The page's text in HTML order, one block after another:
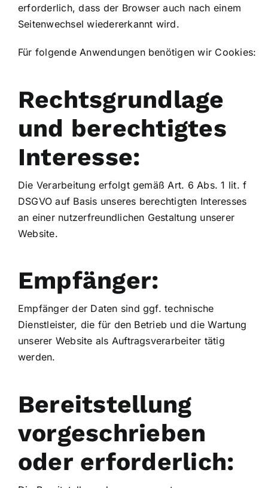
erforderlich, dass der Browser auch nach einem
Seitenwechsel wiedererkannt wird.
Für folgende Anwendungen benötigen wir Cookies:
Rechtsgrundlage
und berechtigtes
Interesse:
Die Verarbeitung erfolgt gemäß Art. 6 Abs. 1 lit. f
DSGVO auf Basis unseres berechtigten Interesses
an einer nutzerfreundlichen Gestaltung unserer
Website.
Empfänger:
Empfänger der Daten sind ggf. technische
Dienstleister, die für den Betrieb und die Wartung
unserer Website als Auftragsverarbeiter tätig
werden.
Bereitstellung
vorgeschrieben
oder erforderlich: